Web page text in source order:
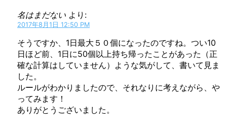
名はまだない より:
2017年8月1日 12:50 PM
そうですか、1日最大５０個になったのですね。つい10
日ほど前、1日に50個以上持ち帰ったことがあった（正
確な計算はしていません）ような気がして、書いて見ま
した。
ルールがわかりましたので、それなりに考えながら、や
ってみます！
ありがとうございました。